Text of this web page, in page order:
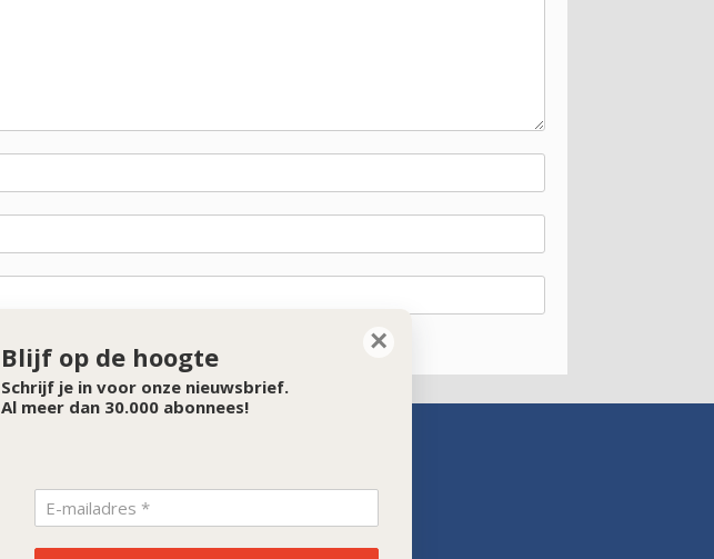
×
Blijf op de hoogte
Schrijf je in voor onze nieuwsbrief.
Al meer dan 30.000 abonnees!